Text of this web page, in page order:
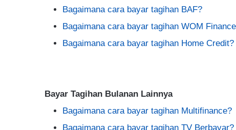
Bagaimana cara bayar tagihan BAF?
Bagaimana cara bayar tagihan WOM
Bagaimana cara bayar tagihan Home Credit?
Bayar Tagihan Bulanan Lainnya
Bagaimana cara bayar tagihan Multifinance?
Bagaimana cara bayar tagihan TV Berbayar?